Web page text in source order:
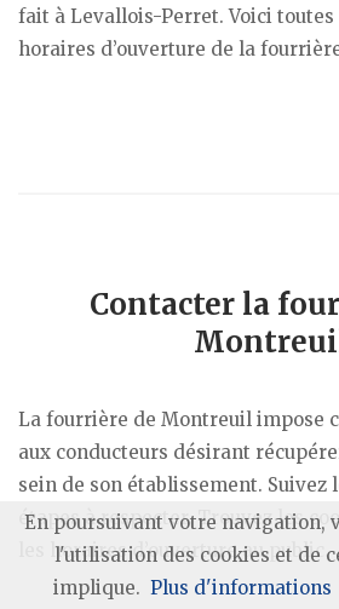
fait à Levallois-Perret. Voici toutes
horaires d’ouverture de la
Contacter la
La fourrière de Montreuil impose
aux conducteurs désirant
sein de son établissement. Suivez
étapes à respecter. Trouvez les
les horaires d’ouverture au public.
En poursuivant votre navigation,
l'utilisation des cookies et de
implique. Plus d'informations